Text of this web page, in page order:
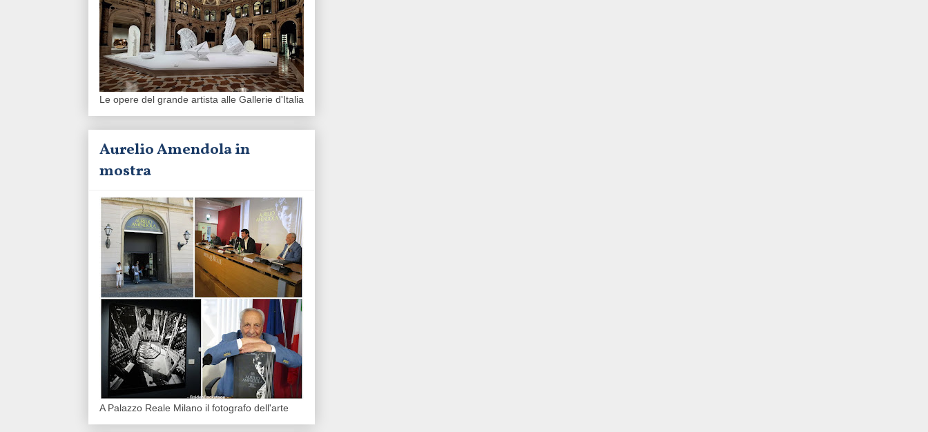
Le opere del grande artista alle Gallerie d'Italia
Aurelio Amendola in
mostra
A Palazzo Reale Milano il fotografo dell'arte